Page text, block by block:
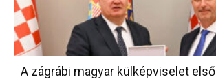
A zágrábi magyar külképviselet első